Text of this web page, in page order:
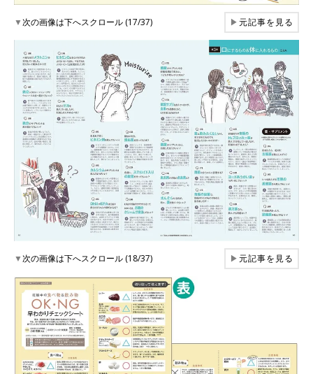
▼次の画像は下へスクロール (17/37) ▶元記事を見る
▼次の画像は下へスクロール (18/37) ▶元記事を見る